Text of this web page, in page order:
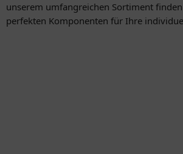
unserem umfangreichen Sortiment
perfekten Komponenten für Ihre